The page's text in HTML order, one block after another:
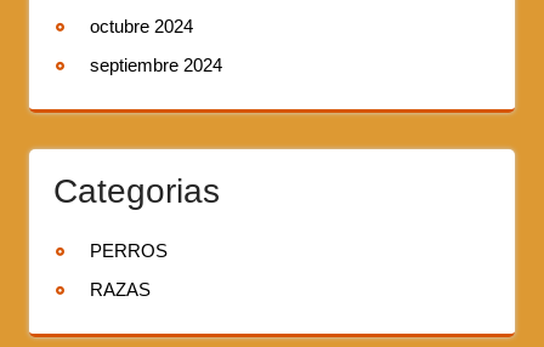
octubre 2024
septiembre 2024
Categorias
PERROS
RAZAS